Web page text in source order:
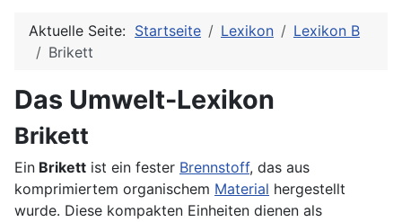
Aktuelle Seite: Startseite Lexikon
Lexikon B
Brikett
Das Umwelt-Lexikon
Brikett
Ein Brikett ist ein fester Brennstoff, das aus
komprimiertem organischem Material hergestellt
wurde. Diese kompakten Einheiten dienen als